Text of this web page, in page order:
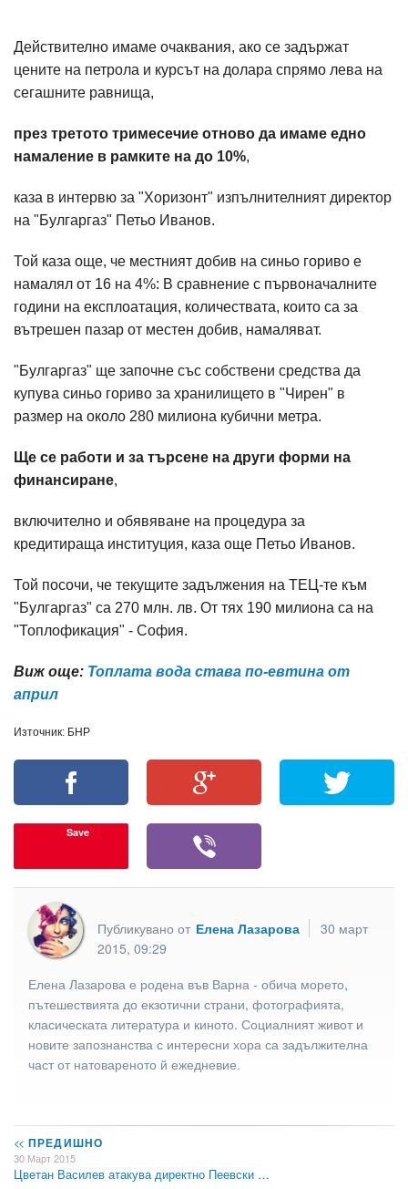
Действително имаме очаквания, ако се задържат
цените на петрола и курсът на долара спрямо лева на
сегашните равнища,
през третото тримесечие отново да имаме едно
намаление в рамките на до 10%,
каза в интервю за "Хоризонт" изпълнителният директор
на "Булгаргаз" Петьо Иванов.
Той каза още, че местният добив на синьо гориво е
намалял от 16 на 4%: В сравнение с първоначалните
години на експлоатация, количествата, които са за
вътрешен пазар от местен добив, намаляват.
"Булгаргаз" ще започне със собствени средства да
купува синьо гориво за хранилището в "Чирен" в
размер на около 280 милиона кубични метра.
Ще се работи и за търсене на други форми на
финансиране,
включително и обявяване на процедура за
кредитираща институция, каза още Петьо Иванов.
Той посочи, че текущите задължения на ТЕЦ-те към
"Булгаргаз" са 270 млн. лв. От тях 190 милиона са на
"Топлофикация" - София.
Виж още: Топлата вода става по-евтина от
април
Източник: БНР
Save
Публикувано от Елена Лазарова
30 март
2015, 09:29
Елена Лазарова е родена във Варна - обича морето,
пътешествията до екзотични страни, фотографията,
класическата литература и киното. Социалният живот и
новите запознанства с интересни хора са задължителна
част от натовареното й ежедневие.
<< ПРЕДИШНО
30 Март 2015
Цветан Василев атакува директно Пеевски …